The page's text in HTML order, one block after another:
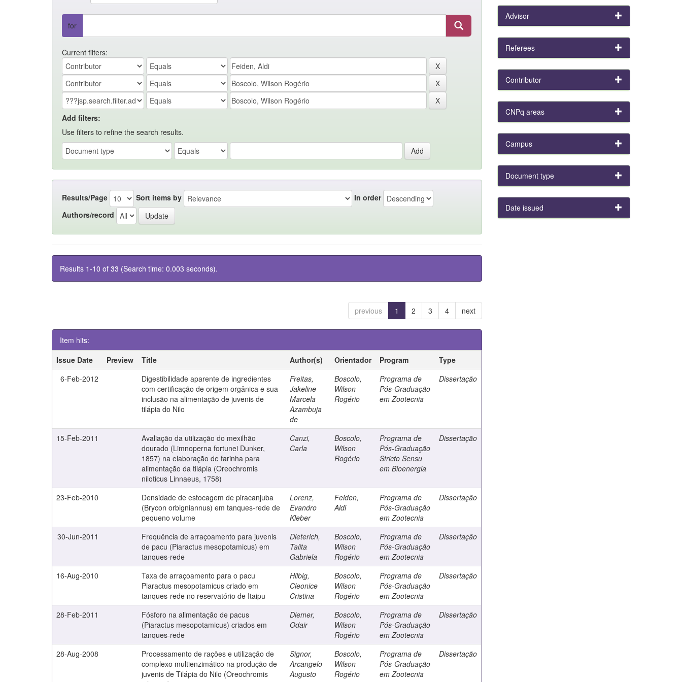
for
Current filters:
Add filters:
Use filters to refine the search results.
Results/Page Sort items by
In order
Authors/record
Results 1-10 of 33 (Search time: 0.003 seconds).
previous 1 2 3 4 next
Item hits:
Issue Date
Preview Title Author(s) Orientador Program
Type
6-Feb-2012
Digestibilidade aparente de ingredientes
com certificação de origem orgânica e sua
inclusão na alimentação de juvenis de
tilápia do Nilo
Freitas,
Jakeline
Marcela
Azambuja
de
Boscolo,
Wilson
Rogério
Programa de
Pós-Graduação
em Zootecnia
Dissertação
15-Feb-2011
Avaliação da utilização do mexilhão
dourado (Limnoperna fortunei Dunker,
1857) na elaboração de farinha para
alimentação da tilápia (Oreochromis
niloticus Linnaeus, 1758)
Canzi,
Carla
Boscolo,
Wilson
Rogério
Programa de
Pós-Graduação
Stricto Sensu
em Bioenergia
Dissertação
23-Feb-2010
Densidade de estocagem de piracanjuba
(Brycon orbigniannus) em tanques-rede de
pequeno volume
Lorenz,
Evandro
Kleber
Feiden,
Aldi
Programa de
Pós-Graduação
em Zootecnia
Dissertação
30-Jun-2011
Frequência de arraçoamento para juvenis
de pacu (Piaractus mesopotamicus) em
tanques-rede
Dieterich,
Talita
Gabriela
Boscolo,
Wilson
Rogério
Programa de
Pós-Graduação
em Zootecnia
Dissertação
16-Aug-2010
Taxa de arraçoamento para o pacu
Piaractus mesopotamicus criado em
tanques-rede no reservatório de Itaipu
Hilbig,
Cleonice
Cristina
Boscolo,
Wilson
Rogério
Programa de
Pós-Graduação
em Zootecnia
Dissertação
28-Feb-2011
Fósforo na alimentação de pacus
(Piaractus mesopotamicus) criados em
tanques-rede
Diemer,
Odair
Boscolo,
Wilson
Rogério
Programa de
Pós-Graduação
em Zootecnia
Dissertação
28-Aug-2008
Processamento de rações e utilização de
complexo multienzimático na produção de
juvenis de Tilápia do Nilo (Oreochromis
Signor,
Arcangelo
Augusto
Boscolo,
Wilson
Rogério
Programa de
Pós-Graduação
em Zootecnia
Dissertação
Advisor
Referees
Contributor
CNPq areas
Campus
Document type
Date issued